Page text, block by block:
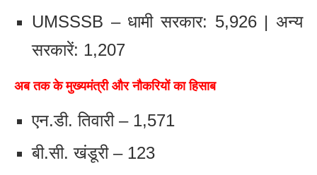
UMSSSB – धामी सरकार: 5,926 | अन्य
सरकारें: 1,207
अब तक के मुख्यमंत्री और नौकरियों का हिसाब
एन.डी. तिवारी – 1,571
बी.सी. खंडूरी – 123